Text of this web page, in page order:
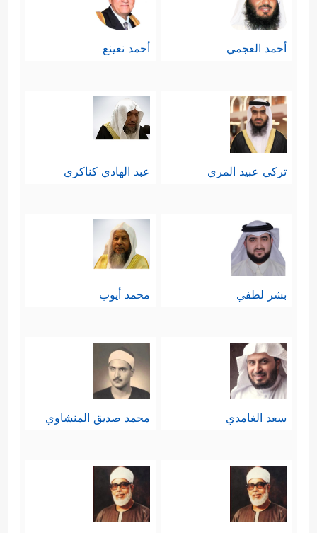
أحمد العجمي أحمد نعينع
تركي عبيد المري عبد الهادي كناكري
بشر لطفي محمد أيوب
سعد الغامدي محمد صديق المنشاوي